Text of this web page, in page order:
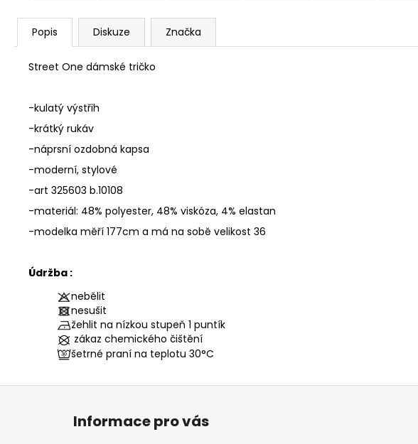
Popis Diskuze Značka
Street One dámské tričko
-kulatý výstřih
-krátký rukáv
-náprsní ozdobná kapsa
-moderní, stylové
-art 325603 b.10108
-materiál: 48% polyester, 48% viskóza, 4% elastan
-modelka měří 177cm a má na sobě velikost 36
Údržba :
nebělit
nesušit
žehlit na nízkou stupeň 1 puntík
zákaz chemického čištění
šetrné praní na teplotu 30°C
Z
Informace pro vás